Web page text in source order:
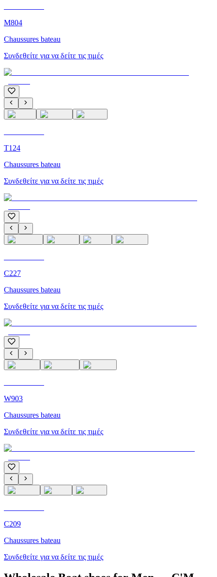
M804
Chaussures bateau
Συνδεθείτε για να δείτε τις τιμές
T124
Chaussures bateau
Συνδεθείτε για να δείτε τις τιμές
C227
Chaussures bateau
Συνδεθείτε για να δείτε τις τιμές
W903
Chaussures bateau
Συνδεθείτε για να δείτε τις τιμές
C209
Chaussures bateau
Συνδεθείτε για να δείτε τις τιμές